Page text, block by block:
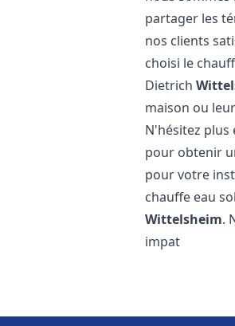
partager les
nos clients
choisi le
Dietrich
maison ou
N'hésitez plus
pour obtenir
pour votre
chauffe eau
Wittelsheim.
impat